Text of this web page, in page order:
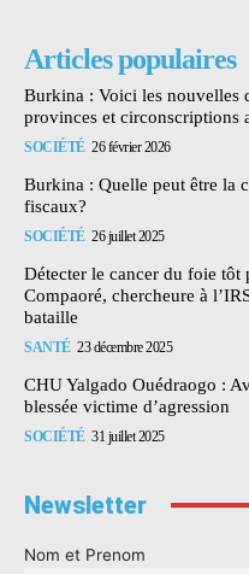
Articles populaires
Burkina : Voici les nouvelles
provinces et circonscriptions
SOCIÉTÉ 26 février 2026
Burkina : Quelle peut être la
fiscaux?
SOCIÉTÉ 26 juillet 2025
Détecter le cancer du foie tôt
Compaoré, chercheure à
bataille
SANTÉ 23 décembre 2025
CHU Yalgado Ouédraogo :
blessée victime d’agression
SOCIÉTÉ 31 juillet 2025
Newsletter
Nom et Prenom